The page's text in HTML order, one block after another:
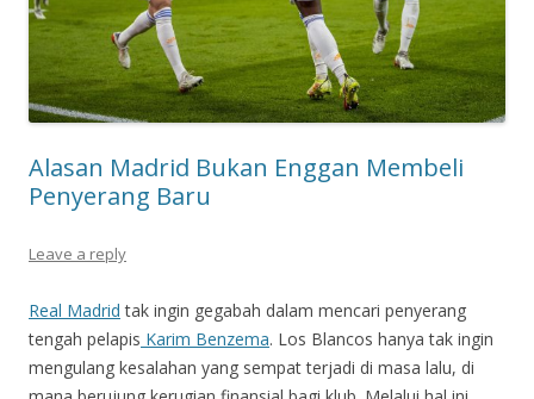
Alasan Madrid Bukan Enggan Membeli
Penyerang Baru
Leave a reply
Real Madrid tak ingin gegabah dalam mencari penyerang
tengah pelapis Karim Benzema. Los Blancos hanya tak ingin
mengulang kesalahan yang sempat terjadi di masa lalu, di